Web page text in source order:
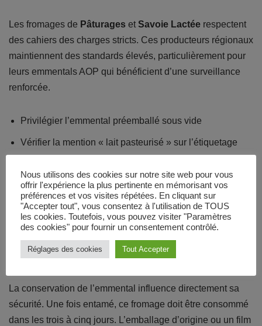
Les fromages de Pâturages et Savoie Lactée respectent
des cahiers des charges stricts. Ces producteurs régionaux
maintiennent des standards élevés, particulièrement pour
leurs emmentals AOP qui bénéficient d’une surveillance
renforcée.
Privilégier l’emmental préemballé sous vide
Vérifier la mention « lait pasteurisé » sur l’étiquetage
Conserver au réfrigérateur entre 2°C et 6°C
Consommer rapidement après ouverture
Les bonnes pratiques de conservation et
préparation
La conservation de l’emmental influence directement sa
sécurité. Une fois entamé, ce fromage doit être consommé
dans les trois à cinq jours. L’emballage d’origine ou un film
Nous utilisons des cookies sur notre site web pour vous
offrir l'expérience la plus pertinente en mémorisant vos
préférences et vos visites répétées. En cliquant sur
"Accepter tout", vous consentez à l'utilisation de TOUS
les cookies. Toutefois, vous pouvez visiter "Paramètres
des cookies" pour fournir un consentement contrôlé.
Réglages des cookies Tout Accepter